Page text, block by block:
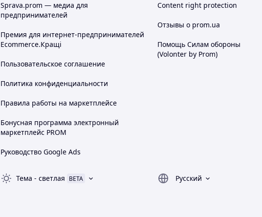
Sprava.prom — медиа для
предпринимателей
Премия для интернет-предпринимателей
Ecommerce.Кращі
Пользовательское соглашение
Политика конфиденциальности
Правила работы на маркетплейсе
Бонусная программа электронный
маркетплейс PROM
Руководство Google Ads
Content right protection
Отзывы о prom.ua
Помощь Силам обороны
(Volonter by Prom)
Тема - светлая BETA
Русский